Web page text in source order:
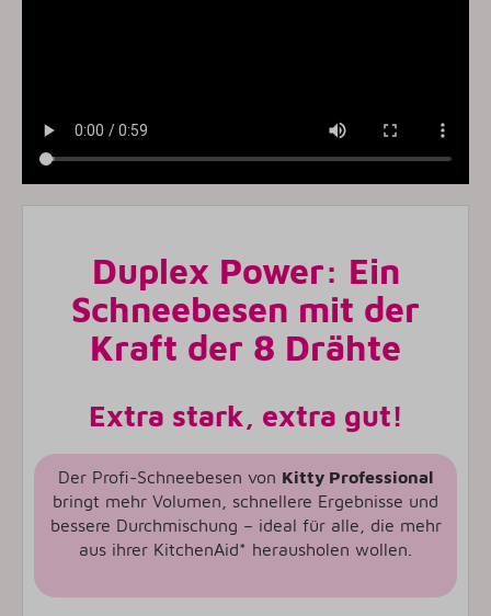
Duplex Power: Ein
Schneebesen mit der
Kraft der 8 Drähte
Extra stark, extra gut!
Der Profi-Schneebesen von Kitty Professional
bringt mehr Volumen, schnellere Ergebnisse und
bessere Durchmischung – ideal für alle, die mehr
aus ihrer KitchenAid* herausholen wollen.